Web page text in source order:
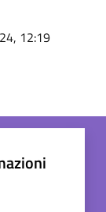
12:19